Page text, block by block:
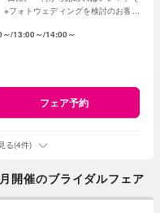
フォトウェディングを検討のお客様
13:00～ 14:00～
フェア予約
る(4件)
催のブライダルフェア